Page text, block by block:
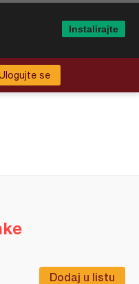
se
Dodaj u listu
Instalirajte